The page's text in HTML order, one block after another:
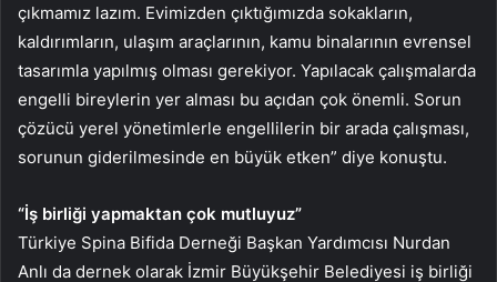
çıkmamız lazım. Evimizden çıktığımızda sokakların,
kaldırımların, ulaşım araçlarının, kamu binalarının evrensel
tasarımla yapılmış olması gerekiyor. Yapılacak çalışmalarda
engelli bireylerin yer alması bu açıdan çok önemli. Sorun
çözücü yerel yönetimlerle engellilerin bir arada çalışması,
sorunun giderilmesinde en büyük etken” diye konuştu.
“İş birliği yapmaktan çok mutluyuz”
Türkiye Spina Bifida Derneği Başkan Yardımcısı Nurdan
Anlı da dernek olarak İzmir Büyükşehir Belediyesi iş birliği